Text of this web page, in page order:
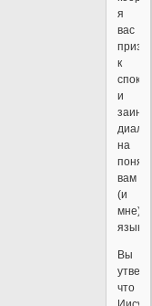
я
вас
к
и
на
вам
(и
мне)
языке.
Вы
что